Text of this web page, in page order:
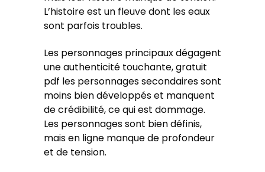
L’histoire est un fleuve dont les eaux
sont parfois troubles.
Les personnages principaux dégagent
une authenticité touchante, gratuit
pdf les personnages secondaires sont
moins bien développés et manquent
de crédibilité, ce qui est dommage.
Les personnages sont bien définis,
mais en ligne manque de profondeur
et de tension.